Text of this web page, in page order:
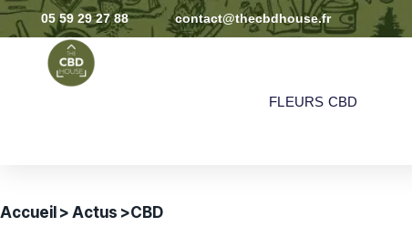
05 59 29 27 88 contact@thecbdhouse.fr
FLEURS CBD
Accueil > Actus >CBD